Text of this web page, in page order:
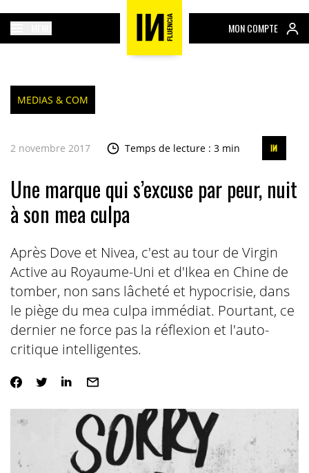
MON COMPTE
MEDIAS & COM
2 novembre 2017 Temps de lecture : 3 min
Une marque qui s’excuse par peur, nuit
à son mea culpa
Après Dove et Nivea, c'est au tour de Virgin
Active au Royaume-Uni et d'Ikea en Chine de
tomber, non sans lâcheté et hypocrisie, dans
le piège du mea culpa immédiat. Pourtant, ce
dernier ne force pas la réflexion et l'auto-
critique intelligentes.